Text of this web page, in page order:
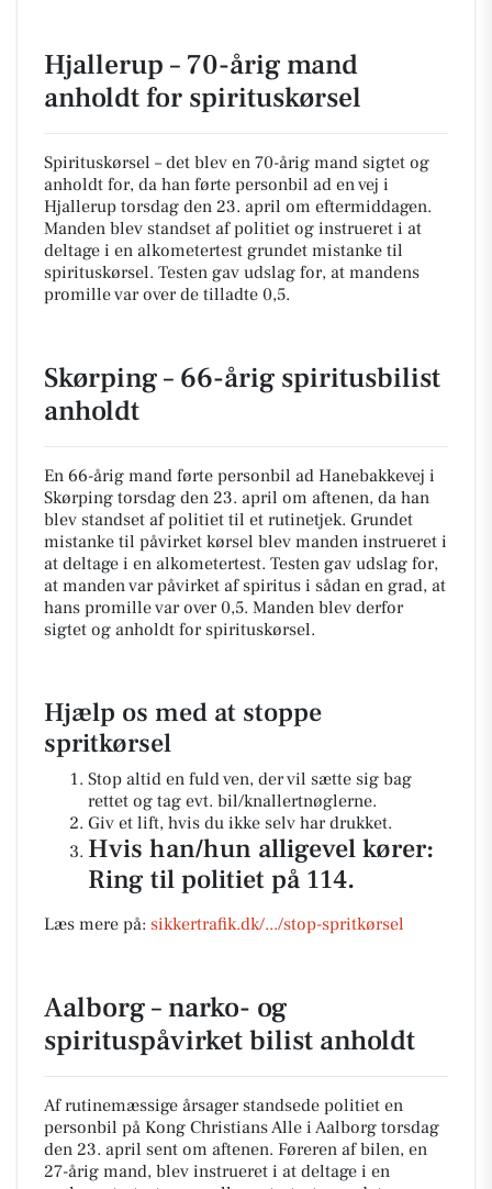
Hjallerup – 70-årig mand
anholdt for spirituskørsel
Spirituskørsel – det blev en 70-årig mand sigtet og
anholdt for, da han førte personbil ad en vej i
Hjallerup torsdag den 23. april om eftermiddagen.
Manden blev standset af politiet og instrueret i at
deltage i en alkometertest grundet mistanke til
spirituskørsel. Testen gav udslag for, at mandens
promille var over de tilladte 0,5.
Skørping – 66-årig spiritusbilist
anholdt
En 66-årig mand førte personbil ad Hanebakkevej i
Skørping torsdag den 23. april om aftenen, da han
blev standset af politiet til et rutinetjek. Grundet
mistanke til påvirket kørsel blev manden instrueret i
at deltage i en alkometertest. Testen gav udslag for,
at manden var påvirket af spiritus i sådan en grad, at
hans promille var over 0,5. Manden blev derfor
sigtet og anholdt for spirituskørsel.
Hjælp os med at stoppe
spritkørsel
Stop altid en fuld ven, der vil sætte sig bag
rettet og tag evt. bil/knallertnøglerne.
Giv et lift, hvis du ikke selv har drukket.
Hvis han/hun alligevel kører:
Ring til politiet på 114.
Læs mere på: sikkertrafik.dk/.../stop-spritkørsel
Aalborg – narko- og
spirituspåvirket bilist anholdt
Af rutinemæssige årsager standsede politiet en
personbil på Kong Christians Alle i Aalborg torsdag
den 23. april sent om aftenen. Føreren af bilen, en
27-årig mand, blev instrueret i at deltage i en